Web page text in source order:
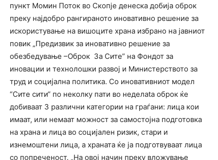
пункт Момин Поток во Скопје денеска добија оброк
преку најдобро рангираното иновативно решение за
искористување на вишоците храна избрано на јавниот
повик „Предизвик за иновативно решение за
обезбедување –Оброк За Сите” на Фондот за
иновации и технолошки развој и Министерството за
труд и социјална политика. Со иновативниот модел
“Сите сити“ по неколку пати во неделаtа оброк ќе
добиваат 3 различни категории на граѓани: лица кои
имаат, или немаат можност за самостојна подготовка
на храна и лица во социјален ризик, стари и
изнемоштени лица, а храната ќе ја подготвуваат лица
со попреченост. „На овој начин преку вложување